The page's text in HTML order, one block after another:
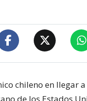
chileno en llegar a